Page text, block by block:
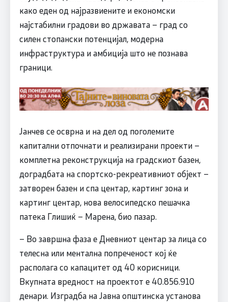
како еден од најразвиените и економски
најстабилни градови во државата – град со
силен стопански потенцијал, модерна
инфраструктура и амбиција што не познава
граници.
Јанчев се осврна и на дел од поголемите
капитални отпочнати и реализирани проекти –
комплетна реконструкција на градскиот базен,
доградбата на спортско-рекреативниот објект –
затворен базен и спа центар, картинг зона и
картинг центар, нова велосипедско пешачка
патека Глишиќ – Марена, био пазар.
– Во завршна фаза е Дневниот центар за лица со
телесна или ментална попреченост кој ќе
располага со капацитет од 40 корисници.
Вкупната вредност на проектот е 40.856.910
денари. Изградба на Јавна општинска установа